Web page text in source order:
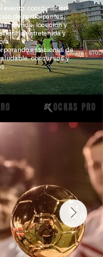
evento: coordinación
de participantes,
sonido, locución y
entretenida y
estaciones de
concursos y